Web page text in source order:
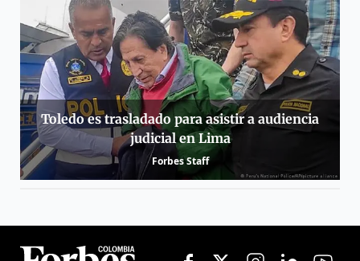
Toledo es trasladado para asistir a audiencia
judicial en Lima
Forbes Staff